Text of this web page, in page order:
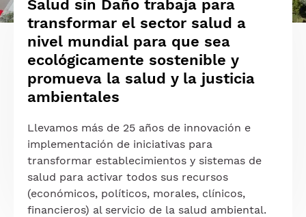
Salud sin Daño trabaja para
transformar el sector salud a
nivel mundial para que sea
ecológicamente sostenible y
promueva la salud y la justicia
ambientales
Llevamos más de 25 años de innovación e
implementación de iniciativas para
transformar establecimientos y sistemas de
salud para activar todos sus recursos
(económicos, políticos, morales, clínicos,
financieros) al servicio de la salud ambiental.